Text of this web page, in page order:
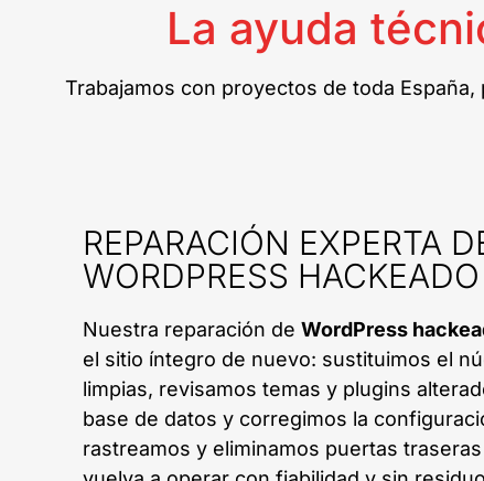
La ayuda
Trabajamos con proyectos de toda
REPARACIÓN EXPERTA
WORDPRESS HACKEADO
Nuestra reparación de WordPress
el sitio íntegro de nuevo: sustituimos el
limpias, revisamos temas y plugins
base de datos y corregimos la
rastreamos y eliminamos puertas